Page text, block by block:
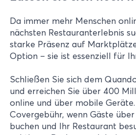
Da immer mehr Menschen
nächsten Restauranterlebnis
starke Präsenz auf
Option – sie ist essenziell für
Schließen Sie sich dem
und erreichen Sie über 400
online und über mobile
Covergebühr, wenn Gäste
buchen und Ihr Restaurant